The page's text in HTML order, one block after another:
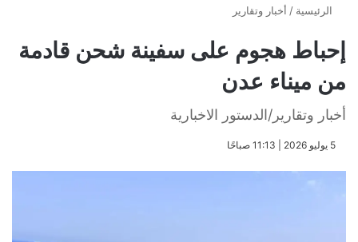
الرئيسية / أخبار وتقارير
إحباط هجوم على سفينة شحن قادمة
من ميناء عدن
أخبار وتقارير/الدستور الاخبارية
​5 يوليو 2026 | 11:13 صباحًا